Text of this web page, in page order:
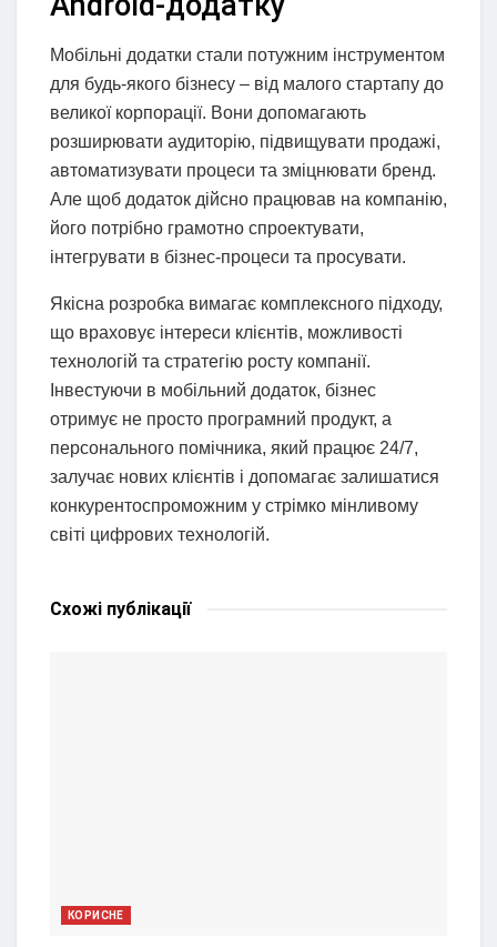
Мобільні додатки стали потужним інструментом
для будь-якого бізнесу – від малого стартапу до
великої корпорації. Вони допомагають
розширювати аудиторію, підвищувати продажі,
автоматизувати процеси та зміцнювати бренд.
Але щоб додаток дійсно працював на компанію,
його потрібно грамотно спроектувати,
інтегрувати в бізнес-процеси та просувати.
Якісна розробка вимагає комплексного підходу,
що враховує інтереси клієнтів, можливості
технологій та стратегію росту компанії.
Інвестуючи в мобільний додаток, бізнес
отримує не просто програмний продукт, а
персонального помічника, який працює 24/7,
залучає нових клієнтів і допомагає залишатися
конкурентоспроможним у стрімко мінливому
світі цифрових технологій.
Схожі публікації
КОРИСНЕ